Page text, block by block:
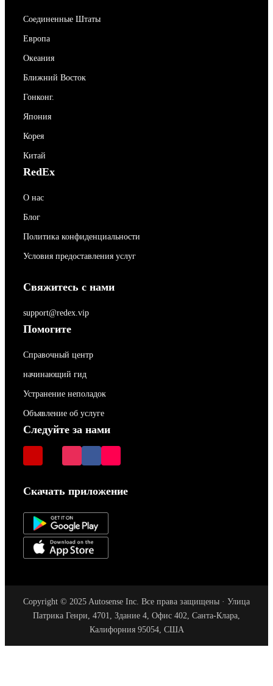
Соединенные Штаты
Европа
Океания
Ближний Восток
Гонконг.
Япония
Корея
Китай
RedEx
О нас
Блог
Политика конфиденциальности
Условия предоставления услуг
Свяжитесь с нами
support@redex.vip
Помогите
Справочный центр
начинающий гид
Устранение неполадок
Объявление об услуге
Следуйте за нами
Скачать приложение
Copyright © 2025 Autosense Inc. Все права защищены · Улица
Патрика Генри, 4701, Здание 4, Офис 402, Санта-Клара,
Калифорния 95054, США